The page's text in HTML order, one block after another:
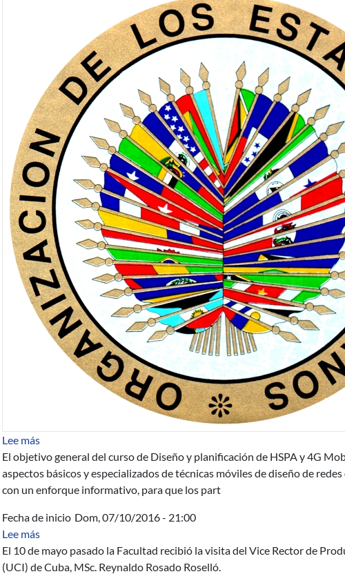
Lee mássobre Curso El diseño y planificación de HSPA y 4G Mobile
El objetivogeneral del curso de Diseñoy planificación de HSPAy 4G
aspectos básicos y especializadosdetécnicas móvilesde diseño de redes
con un enforque informativo, paraque los part
Fecha de inicio Dom, 07/10/2016 - 21:00
Lee mássobre Información sobre la UCI - Universidad de Ciencias
El 10 de mayo pasado la Facultad recibió la visita del Vice Rector de
(UCI) de Cuba, MSc. Reynaldo Rosado Roselló.